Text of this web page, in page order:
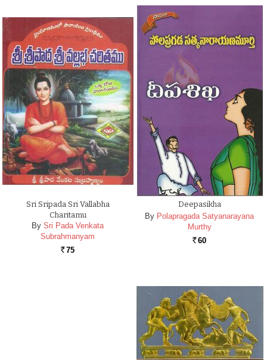
Sri Sripada Sri Vallabha
Charitamu
By Sri Pada Venkata
Subrahmanyam
Rs. 75
Deepasikha
By Polapragada Satyanarayana
Murthy
Rs. 60